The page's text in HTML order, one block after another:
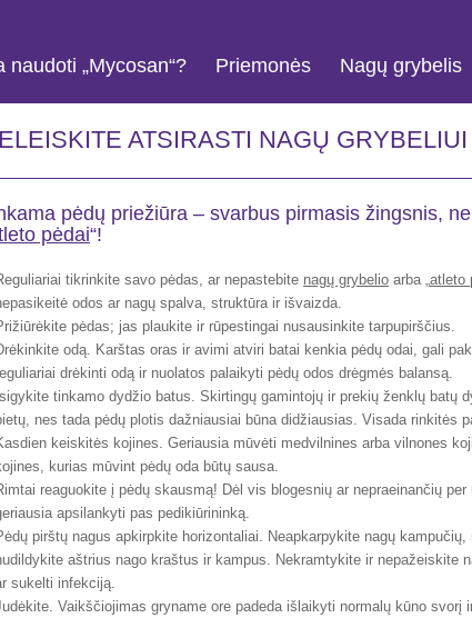
naudoti „Mycosan“? Priemonės Nagų grybelis
ATSIRASTI NAGŲ GRYBELIUI
pėdų priežiūra – svarbus pirmasis žingsnis,
pėdai“!
tikrinkite savo pėdas, ar nepastebite nagų grybelioarba „atleto
odos ar nagų spalva, struktūra ir išvaizda.
pėdas; jas plaukite ir rūpestingai nusausinkite tarpupirščius.
odą. Karštas oras ir avimi atviri batai kenkia pėdų odai, gali
drėkinti odą ir nuolatos palaikyti pėdų odos drėgmės balansą.
tinkamo dydžio batus. Skirtingų gamintojų ir prekių ženklų batų
nes tada pėdų plotis dažniausiai būna didžiausias. Visada rinkitės
keiskitės kojines. Geriausia mūvėti medvilnines arba vilnones
kurias mūvint pėdų oda būtų sausa.
reaguokite į pėdų skausmą! Dėl vis blogesnių ar nepraeinančių
apsilankyti pas pedikiūrininką.
pirštų nagus apkirpkite horizontaliai. Neapkarpykite nagų
aštrius nago kraštus ir kampus. Nekramtykite ir nepažeiskite
sukelti infekciją.
Vaikščiojimas gryname ore padeda išlaikyti normalų kūno svorį